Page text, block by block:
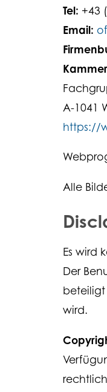
Tel: +43
Email:
A-1041
https://
Alle
Es wird
Der
beteiligt
wird.